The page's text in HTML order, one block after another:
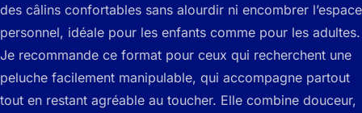
des câlins confortables sans alourdir ni encombrer l’espace
personnel, idéale pour les enfants comme pour les adultes.
Je recommande ce format pour ceux qui recherchent une
peluche facilement manipulable, qui accompagne partout
tout en restant agréable au toucher. Elle combine douceur,